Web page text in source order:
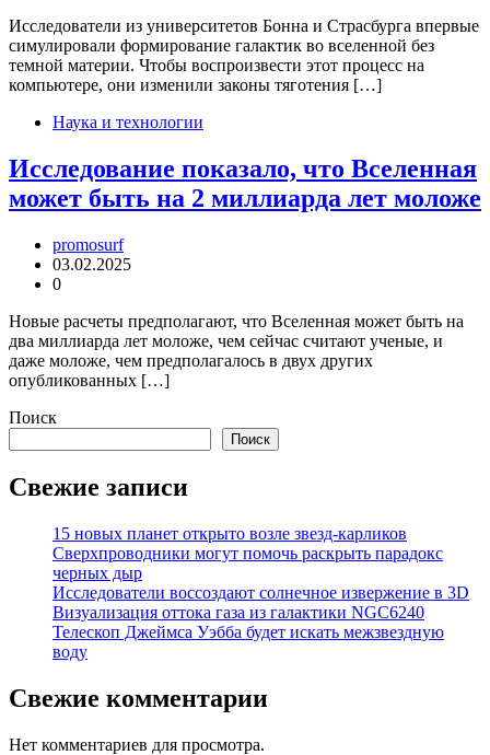
Исследователи из университетов Бонна и Страсбурга впервые
симулировали формирование галактик во вселенной без
темной материи. Чтобы воспроизвести этот процесс на
компьютере, они изменили законы тяготения […]
Наука и технологии
Исследование показало, что Вселенная
может быть на 2 миллиарда лет моложе
promosurf
03.02.2025
0
Новые расчеты предполагают, что Вселенная может быть на
два миллиарда лет моложе, чем сейчас считают ученые, и
даже моложе, чем предполагалось в двух других
опубликованных […]
Поиск
Поиск
Свежие записи
15 новых планет открыто возле звезд-карликов
Сверхпроводники могут помочь раскрыть парадокс
черных дыр
Исследователи воссоздают солнечное извержение в 3D
Визуализация оттока газа из галактики NGC6240
Телескоп Джеймса Уэбба будет искать межзвездную
воду
Свежие комментарии
Нет комментариев для просмотра.